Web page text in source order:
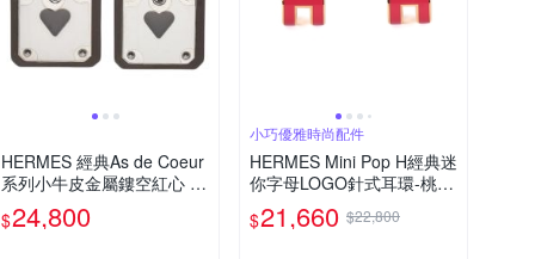
HERMES 經典As de Coeur
系列小牛皮金屬鏤空紅心 A
造型針式耳環(大象灰/銀)
$24,800
小巧優雅時尚配件
HERMES Mini Pop H經典迷
你字母LOGO針式耳環-桃
紫/金
$21,660 $22,800